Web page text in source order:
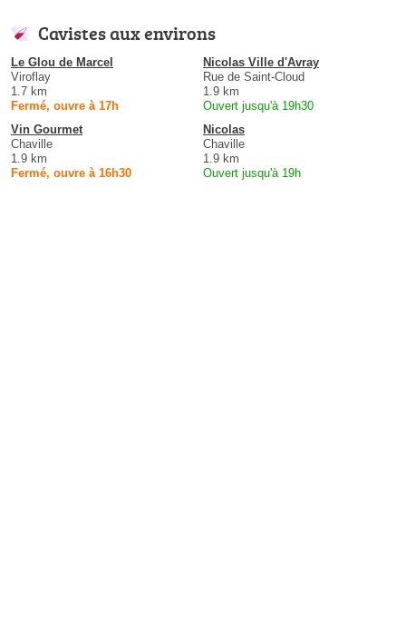
Cavistes aux environs
Le Glou de Marcel
Viroflay
1.7 km
Fermé, ouvre à 17h
Nicolas Ville d'Avray
Rue de Saint-Cloud
1.9 km
Ouvert jusqu'à 19h30
Vin Gourmet
Chaville
1.9 km
Fermé, ouvre à 16h30
Nicolas
Chaville
1.9 km
Ouvert jusqu'à 19h